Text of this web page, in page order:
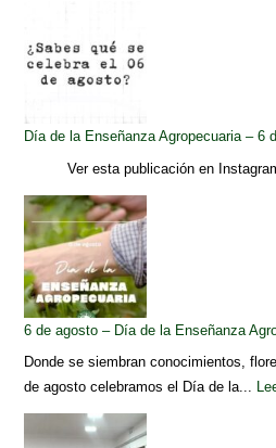
Día de la Enseñanza Agropecuaria – 6
Ver esta publicación en
6 de agosto – Día de la Enseñanza
Donde se siembran conocimientos,
de agosto celebramos el Día de la...